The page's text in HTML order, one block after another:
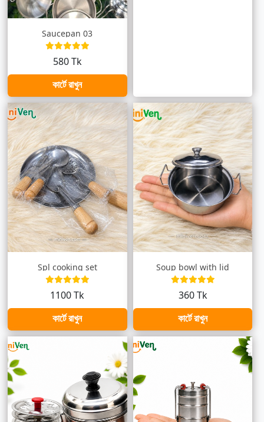
Saucepan 03
580 Tk
কার্টে রাখুন
Spl cooking set
1100 Tk
কার্টে রাখুন
Soup bowl with lid
360 Tk
কার্টে রাখুন